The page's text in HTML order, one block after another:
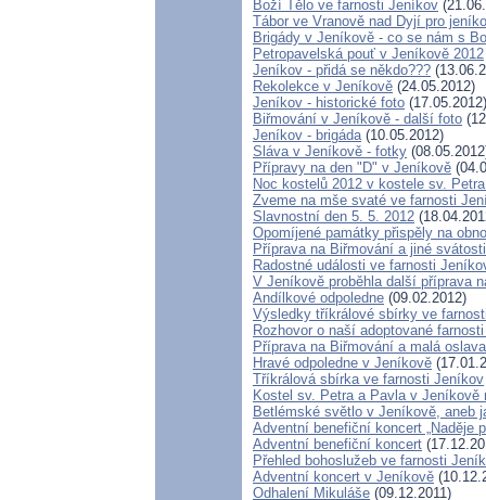
Boží Tělo ve farnosti Jeníkov
Tábor ve Vranově nad Dyjí pro
Brigády v Jeníkově - co se nám s
Petropavelská pouť v Jeníkově 2012
Jeníkov - přidá se někdo???
Rekolekce v Jeníkově (24.05.2012)
Jeníkov - historické foto (17.05.2012)
Biřmování v Jeníkově - další foto
Jeníkov - brigáda(10.05.2012)
Sláva v Jeníkově - fotky
Přípravy na den "D" v Jeníkově
Noc kostelů 2012 v kostele sv.
Zveme na mše svaté ve farnosti
Slavnostní den 5. 5. 2012
Opomíjené památky přispěly na
Příprava na Biřmování a jiné
Radostné události ve farnosti
V Jeníkově proběhla další příprava
Andílkové odpoledne (09.02.2012)
Výsledky tříkrálové sbírky ve
Rozhovor o naší adoptované
Příprava na Biřmování a malá
Hravé odpoledne v Jeníkově
Tříkrálová sbírka ve farnosti Jeníkov
Kostel sv. Petra a Pavla v
Betlémské světlo v Jeníkově, aneb
Adventní benefiční koncert „Naděje
Adventní benefiční koncert
Přehled bohoslužeb ve farnosti
Adventní koncert v Jeníkově
Odhalení Mikuláše (09.12.2011)